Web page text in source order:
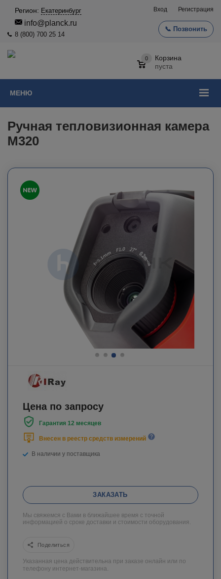
Регион: Екатеринбург
info@planck.ru
8 (800) 700 25 14
📞 Позвонить
Вход Регистрация
МЕНЮ
0
Корзина
пуста
Ручная тепловизионная камера
M320
Цена по запросу
Гарантия 12 месяцев
Внесен в реестр средств измерений
В наличии у поставщика
ЗАКАЗАТЬ
Мы свяжемся с Вами в ближайшее время с точной
информацией о сроке доставки и стоимости оборудования.
Поделиться
Указанная цена действительна при заказе онлайн или по
телефону интернет-магазина.